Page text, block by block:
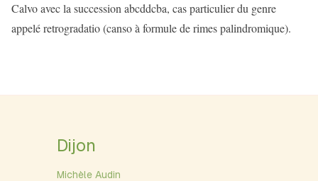
Calvo avec la succession abcddcba, cas particulier du genre
appelé retrogradatio (canso à formule de rimes palindromique).
Dijon
Michèle Audin